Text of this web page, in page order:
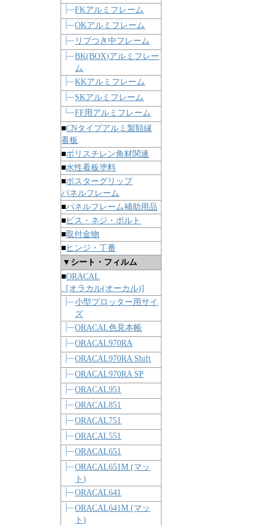
FKアルミフレーム
OKアルミフレーム
リブつき中フレーム
BK(BOX)アルミフレー
ム
KKアルミフレーム
SKアルミフレーム
FF用アルミフレーム
■CNタイプアルミ製額縁
看板
■ポリスチレン角材関連
■水性看板塗料
■ポスターグリップ
パネルフレーム
■パネルフレーム補助用品
■ビス・ネジ・ボルト
■取付金物
■ ヒンジ・丁番
▼シート・フィルム
■ORACAL
[オラカル(オーカル)]
小型プロッター用サイ
ズ
ORACAL色見本帳
ORACAL970RA
ORACAL970RA Shift
ORACAL970RA SP
ORACAL951
ORACAL851
ORACAL751
ORACAL551
ORACAL651
ORACAL651M (マッ
ト)
ORACAL641
ORACAL641M (マッ
ト)